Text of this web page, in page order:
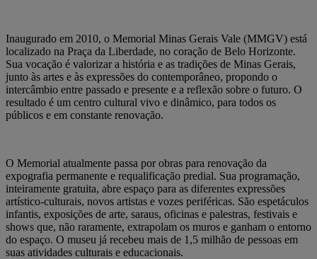
Inaugurado em 2010, o Memorial Minas Gerais Vale (MMGV) está
localizado na Praça da Liberdade, no coração de Belo Horizonte.
Sua vocação é valorizar a história e as tradições de Minas Gerais,
junto às artes e às expressões do contemporâneo, propondo o
intercâmbio entre passado e presente e a reflexão sobre o futuro. O
resultado é um centro cultural vivo e dinâmico, para todos os
públicos e em constante renovação.
O Memorial atualmente passa por obras para renovação da
expografia permanente e requalificação predial. Sua programação,
inteiramente gratuita, abre espaço para as diferentes expressões
artístico-culturais, novos artistas e vozes periféricas. São espetáculos
infantis, exposições de arte, saraus, oficinas e palestras, festivais e
shows que, não raramente, extrapolam os muros e ganham o entorno
do espaço. O museu já recebeu mais de 1,5 milhão de pessoas em
suas atividades culturais e educacionais.